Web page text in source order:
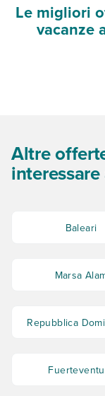
Le migliori
vacanze
Altre
Baleari
Marsa
Repubblica